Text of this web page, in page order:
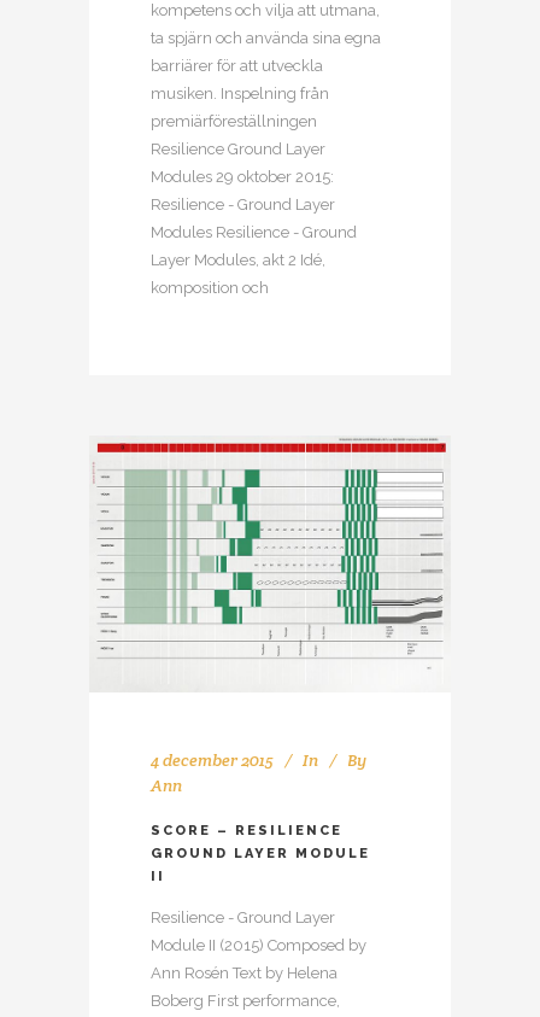
kompetens och vilja att utmana,
ta spjärn och använda sina egna
barriärer för att utveckla
musiken. Inspelning från
premiärföreställningen
Resilience Ground Layer
Modules 29 oktober 2015:
Resilience - Ground Layer
Modules Resilience - Ground
Layer Modules, akt 2 Idé,
komposition och
4 december 2015 In
By
Ann
SCORE – RESILIENCE
GROUND LAYER MODULE
II
Resilience - Ground Layer
Module II (2015) Composed by
Ann Rosén Text by Helena
Boberg First performance,